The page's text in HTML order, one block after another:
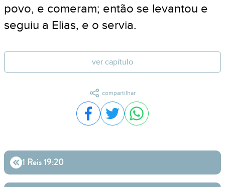
povo, e comeram; então se levantou e
seguiu a Elias, e o servia.
ver capítulo
compartilhar
Compartilhar no Facebook
Compartilhar no Twitter
Compartilhar no
1 Reis 19:20